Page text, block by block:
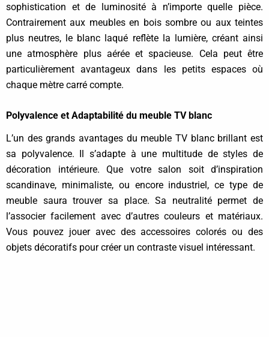
sophistication et de luminosité à n’importe quelle pièce.
Contrairement aux meubles en bois sombre ou aux teintes
plus neutres, le blanc laqué reflète la lumière, créant ainsi
une atmosphère plus aérée et spacieuse. Cela peut être
particulièrement avantageux dans les petits espaces où
chaque mètre carré compte.
Polyvalence et Adaptabilité du meuble TV blanc
L’un des grands avantages du meuble TV blanc brillant est
sa polyvalence. Il s’adapte à une multitude de styles de
décoration intérieure. Que votre salon soit d’inspiration
scandinave, minimaliste, ou encore industriel, ce type de
meuble saura trouver sa place. Sa neutralité permet de
l’associer facilement avec d’autres couleurs et matériaux.
Vous pouvez jouer avec des accessoires colorés ou des
objets décoratifs pour créer un contraste visuel intéressant.